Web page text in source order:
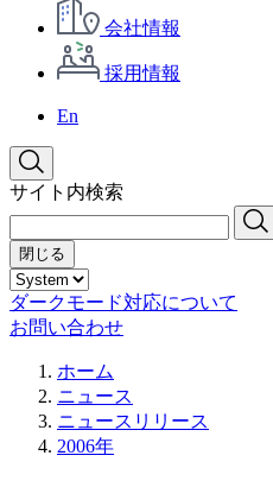
会社情報
採用情報
En
サイト内検索
閉じる
ダークモード対応について
お問い合わせ
ホーム
ニュース
ニュースリリース
2006年